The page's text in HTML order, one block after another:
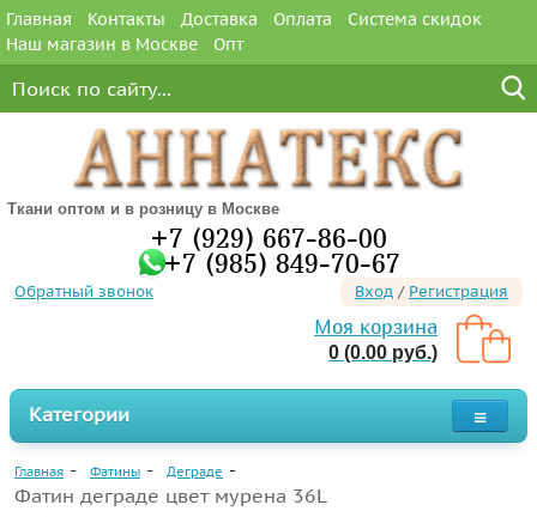
Главная Контакты Доставка Оплата
Система скидок
Наш магазин в Москве
Опт
Ткани оптом и в розницу в Москве
+7 (929) 667-86-00
+7 (985) 849-70-67
Обратный звонок Вход / Регистрация
Моя корзина
0 (0.00 руб.)
Категории
Главная Фатины Деграде
Фатин деграде цвет мурена 36L